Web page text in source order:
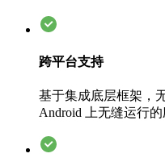
跨平台支持
基于集成底层框架，
Android 上无缝运行的